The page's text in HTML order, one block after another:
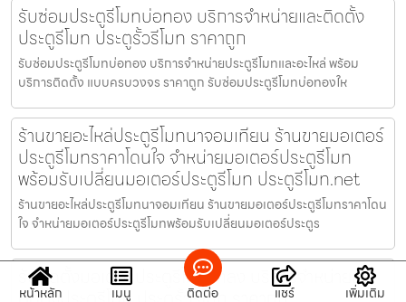
รับซ่อมประตูรีโมทบ่อทอง บริการจำหน่ายและติดตั้ง
ประตูรีโมท ประตูรั้วรีโมท ราคาถูก
รับซ่อมประตูรีโมทบ่อทอง บริการจำหน่ายประตูรีโมทและอะไหล่ พร้อม
บริการติดตั้ง แบบครบวงจร ราคาถูก รับซ่อมประตูรีโมทบ่อทองให
ร้านขายอะไหล่ประตูรีโมทนาจอมเทียน ร้านขายมอเตอร์
ประตูรีโมทราคาโดนใจ จำหน่ายมอเตอร์ประตูรีโมท
พร้อมรับเปลี่ยนมอเตอร์ประตูรีโมท ประตูรีโมท.net
ร้านขายอะไหล่ประตูรีโมทนาจอมเทียน ร้านขายมอเตอร์ประตูรีโมทราคาโดน
ใจ จำหน่ายมอเตอร์ประตูรีโมทพร้อมรับเปลี่ยนมอเตอร์ประตูร
รับติดตั้งมอเตอร์ประตูรีโมทแกลง บริการจำหน่ายและ
หน้าหลัก เมนู ติดต่อ แชร์ เพิ่มเติม